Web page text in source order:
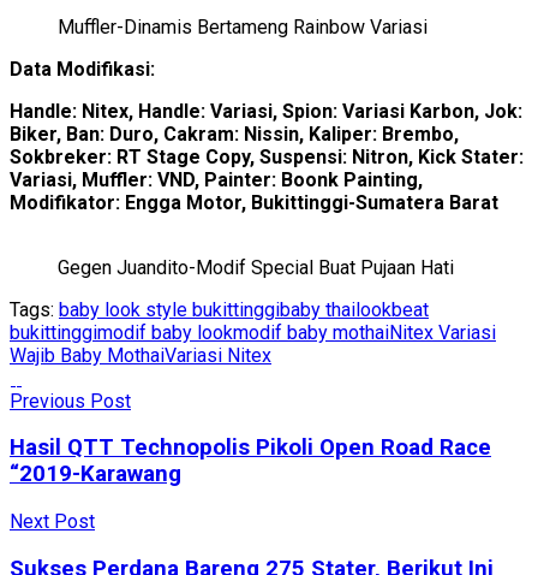
Muffler-Dinamis Bertameng Rainbow Variasi
Data Modifikasi:
Handle: Nitex, Handle: Variasi, Spion: Variasi Karbon, Jok:
Biker, Ban: Duro, Cakram: Nissin, Kaliper: Brembo,
Sokbreker: RT Stage Copy, Suspensi: Nitron, Kick Stater:
Variasi, Muffler: VND, Painter: Boonk Painting,
Modifikator: Engga Motor, Bukittinggi-Sumatera Barat
Gegen Juandito-Modif Special Buat Pujaan Hati
Tags: baby look style bukittinggibaby thailookbeat
bukittinggimodif baby lookmodif baby mothaiNitex Variasi
Wajib Baby MothaiVariasi Nitex
Previous Post
Hasil QTT Technopolis Pikoli Open Road Race
“2019-Karawang
Next Post
Sukses Perdana Bareng 275 Stater, Berikut Ini